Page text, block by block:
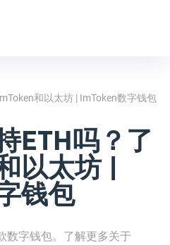
和以太坊 | ImToken数字钱包
ETH吗？了
以太坊 |
钱包
数字钱包。了解更多关于